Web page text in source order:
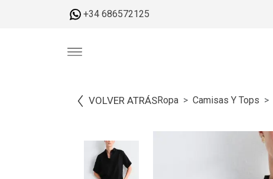
+34 686572125
VOLVER ATRÁSRopa Camisas Y Tops